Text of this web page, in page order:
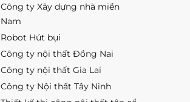
Công ty Xây dựng nhà miền
Nam
Robot Hút bụi
Công ty nội thất Đồng Nai
Công ty nội thất Gia Lai
Công ty Nội thất Tây Ninh